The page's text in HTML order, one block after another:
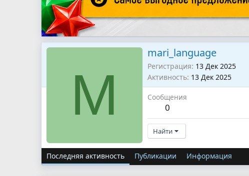
M
mari_language
Регистрация 13 Дек 2025
Активность 13 Дек 2025
Сообщения
0
Найти
Последняя активность Публикации Информация